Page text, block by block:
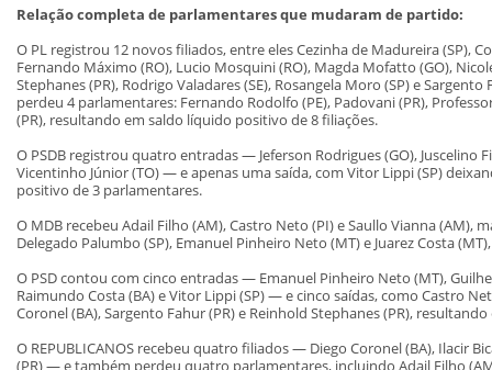
Relação completa de parlamentares que mudaram de partido:
O PL registrou 12 novos filiados, entre eles Cezinha de Madureira (SP),
Fernando Máximo (RO), Lucio Mosquini (RO), Magda Mofatto (GO),
Stephanes (PR), Rodrigo Valadares (SE), Rosangela Moro (SP) e
perdeu 4 parlamentares: Fernando Rodolfo (PE), Padovani (PR),
(PR), resultando em saldo líquido positivo de 8 filiações.
O PSDB registrou quatro entradas — Jeferson Rodrigues (GO), Juscelino
Vicentinho Júnior (TO) — e apenas uma saída, com Vitor Lippi (SP)
positivo de 3 parlamentares.
O MDB recebeu Adail Filho (AM), Castro Neto (PI) e Saullo Vianna (AM),
Delegado Palumbo (SP), Emanuel Pinheiro Neto (MT) e Juarez Costa
O PSD contou com cinco entradas — Emanuel Pinheiro Neto (MT),
Raimundo Costa (BA) e Vitor Lippi (SP) — e cinco saídas, como Castro
Coronel (BA), Sargento Fahur (PR) e Reinhold Stephanes (PR),
O REPUBLICANOS recebeu quatro filiados — Diego Coronel (BA), Ilacir
(PR) — e também perdeu quatro parlamentares, incluindo Adail Filho